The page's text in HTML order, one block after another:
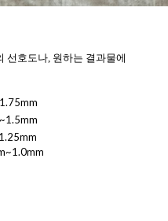
선호도나, 원하는 결과물에